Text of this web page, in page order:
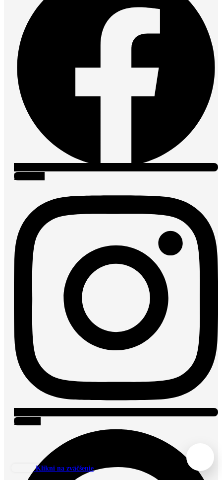
Klikni na zväčšenie
Instagram
Pinterest